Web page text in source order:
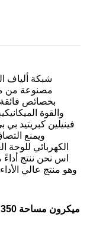
شبكة ألياف
مصنوعة من
بخصائص فائقة
والقوة
فينيلين كبريتيد بي
ويمنع
الكهربائي للوحة
اس نحن ننتج
وهو منتج عالي